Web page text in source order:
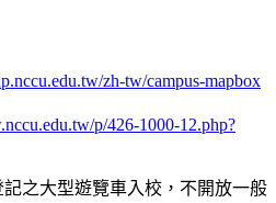
zh-tw/campus-mapbox
p/426-1000-12.php?
之大型遊覽車入校，不開放一般